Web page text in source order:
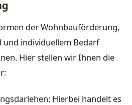
der Wohnbauförderung,
und individuellem Bedarf
Hier stellen wir Ihnen die
Hierbei handelt es